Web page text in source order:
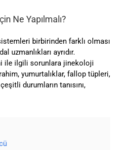
Ne Yapılmalı?
birbirinden farklı olması
uzmanlıkları ayrıdır.
ile ilgili sorunlara jinekoloji
yumurtalıklar, fallop tüpleri,
durumların tanısını,